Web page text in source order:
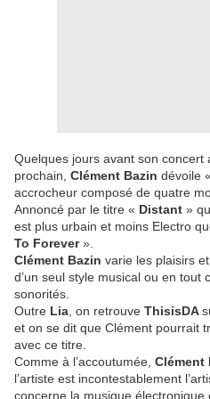
Quelques jours avant son concert
prochain, Clément Bazin dévoile «
accrocheur composé de quatre
Annoncé par le titre « Distant »
est plus urbain et moins Electro
To Forever».
Clément Bazin varie les plaisirs et
d’un seul style musical ou en tout
sonorités.
Outre Lia , on retrouve ThisisDA
et on se dit que Clément pourrait
avec ce titre.
Comme à l’accoutumée, Clément
l’artiste est incontestablement
concerne la musique électronique